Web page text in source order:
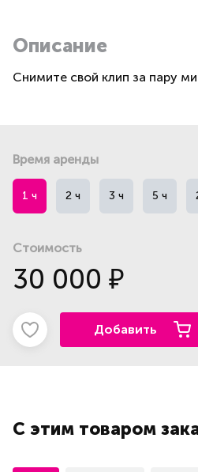
Описание
Снимите свой клип за пару
Время аренды
1 ч 2 ч 3 ч 5 ч
Стоимость
30 000 ₽
Добавить
С этим товаром